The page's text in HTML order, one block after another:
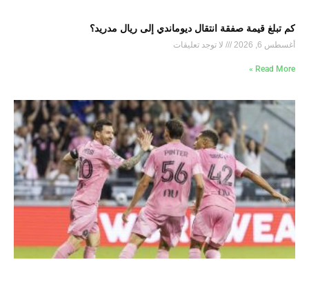
كم تبلغ قيمة صفقة انتقال ديوماندي إلى ريال مدريد؟
أغسطس 6, 2026 لا توجد تعليقات
Read More »